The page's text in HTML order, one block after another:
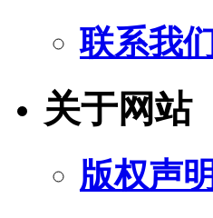
联系我们
关于网站
版权声明